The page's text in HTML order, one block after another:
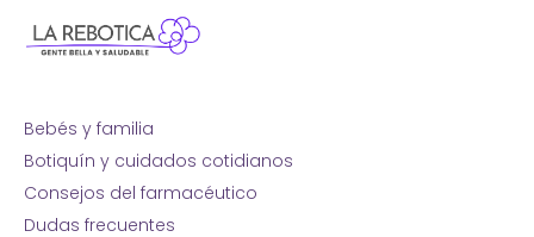
Bebés y familia
Botiquín y cuidados cotidianos
Consejos del farmacéutico
Dudas frecuentes